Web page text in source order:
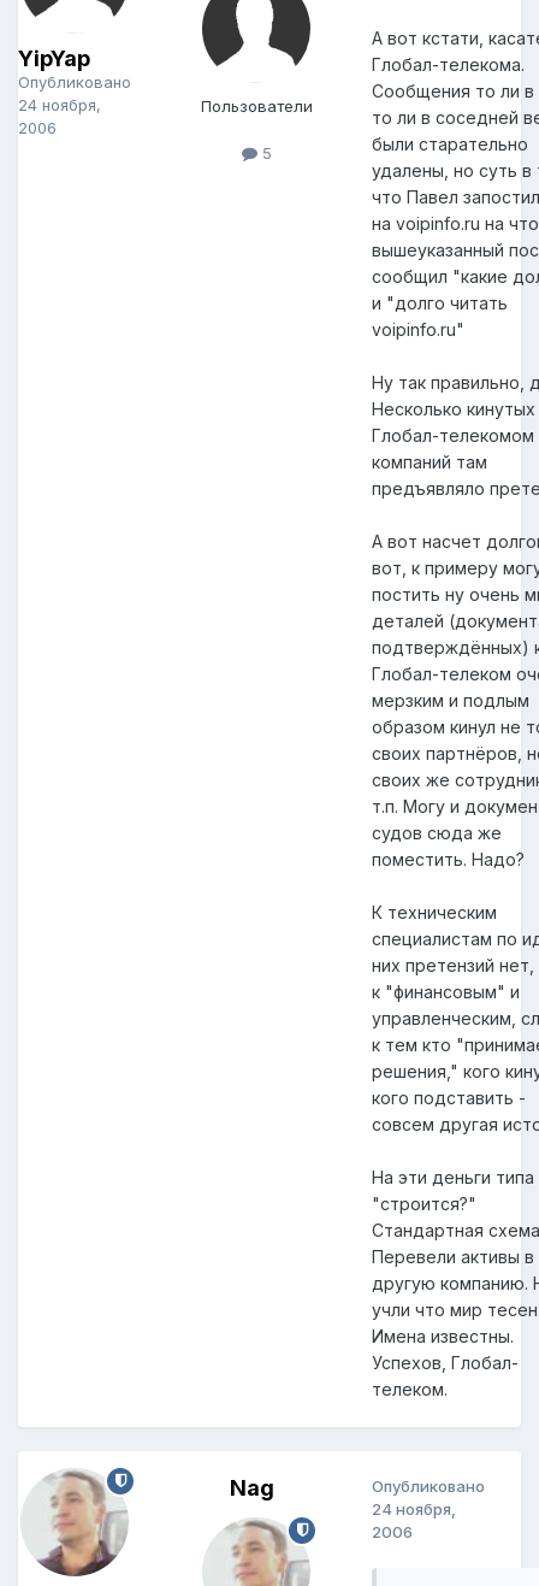
YipYap
Опубликовано
24 ноября,
2006
Пользователи
5
А вот кстати,
Глобал-телекома.
Сообщения то ли в
то ли в соседней
были старательно
удалены, но суть в
что Павел
на voipinfo.ru на что
вышеуказанный
сообщил "какие
и "долго читать
voipinfo.ru"
Ну так правильно,
Несколько кинутых
Глобал-телекомом
компаний там
предъявляло
А вот насчет
вот, к примеру
постить ну очень
деталей
подтверждённых)
Глобал-телеком
мерзким и подлым
образом кинул не
своих партнёров,
своих же
т.п. Могу и
судов сюда же
поместить. Надо?
К техническим
специалистам по
них претензий нет,
к "финансовым" и
управленческим,
к тем кто
решения," кого
кого подставить -
совсем другая
На эти деньги типа
"строится?"
Стандартная
Перевели активы в
другую компанию.
учли что мир
Имена известны.
Успехов, Глобал-
телеком.
Nag
Опубликовано
24 ноября,
2006